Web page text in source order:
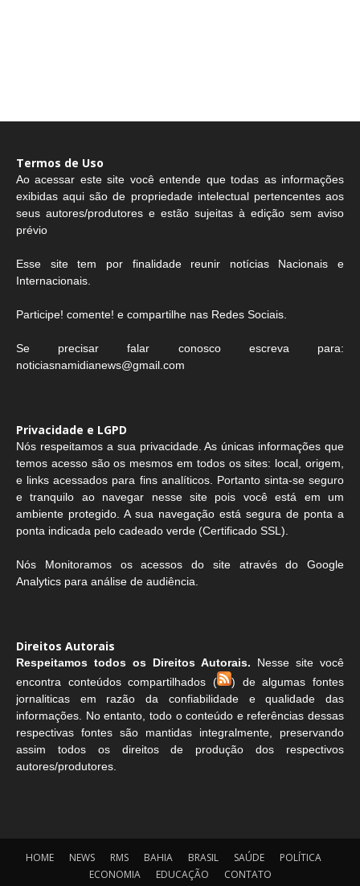
Termos de Uso
Ao acessar este site você entende que todas as informações
exibidas aqui são de propriedade intelectual pertencentes aos
seus autores/produtores e estão sujeitas à edição sem aviso
prévio
Esse site tem por finalidade reunir notícias Nacionais e
Internacionais.
Participe! comente! e compartilhe nas Redes Sociais.
Se precisar falar conosco escreva para:
noticiasnamidianews@gmail.com
Privacidade e LGPD
Nós respeitamos a sua privacidade. As únicas informações que
temos acesso são os mesmos em todos os sites: local, origem,
e links acessados para fins analíticos. Portanto sinta-se seguro
e tranquilo ao navegar nesse site pois você está em um
ambiente protegido. A sua navegação está segura de ponta a
ponta indicada pelo cadeado verde (Certificado SSL).
Nós Monitoramos os acessos do site através do Google
Analytics para análise de audiência.
Direitos Autorais
Respeitamos todos os Direitos Autorais. Nesse site você
encontra conteúdos compartilhados (
) de algumas fontes
jornaliticas em razão da confiabilidade e qualidade das
informações. No entanto, todo o conteúdo e referências dessas
respectivas fontes são mantidas integralmente, preservando
assim todos os direitos de produção dos respectivos
autores/produtores.
HOME NEWS RMS BAHIA BRASIL SAÚDE
POLÍTICA
ECONOMIA
EDUCAÇÃO CONTATO